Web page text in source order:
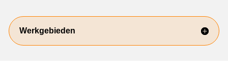
Werkgebieden